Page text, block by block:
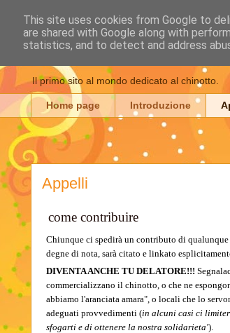
Chinotto:
Il primo sito al mondo dedicato al chinotto.
Home page Introduzione
Appelli
come contribuire
Chiunque ci spedirà un contributo di
degne di nota, sarà citato e linkato
DIVENTA ANCHE TU DELATORE!!!
commercializzano il chinotto, o che ne
abbiamo l'aranciata amara", o locali che lo
adeguati provvedimenti (in alcuni casi ci
sfogarti e di ottenere la nostra solidarieta').
This site uses cookies from Google to
are shared with Google along with
statistics, and to detect and address